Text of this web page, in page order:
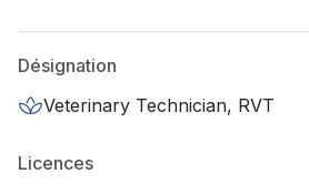
Désignation
Veterinary Technician, RVT
Licences